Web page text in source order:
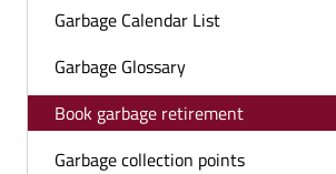
Garbage Calendar List
Garbage Glossary
Book garbage retirement
Garbage collection points